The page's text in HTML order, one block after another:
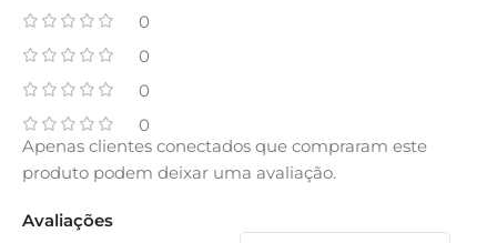
0
0
0
0
Avaliações
Apenas clientes conectados que compraram este
produto podem deixar uma avaliação.